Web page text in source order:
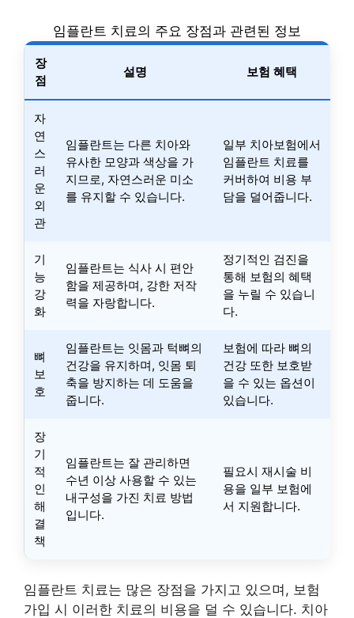
임플란트 치료의 주요 장점과 관련된 정보
장
점
설명 보험 혜택
자
연
스
러
운
외
관
임플란트는 다른 치아와
유사한 모양과 색상을 가
지므로, 자연스러운 미소
를 유지할 수 있습니다.
일부 치아보험에서
임플란트 치료를
커버하여 비용 부
담을 덜어줍니다.
기
능
강
화
임플란트는 식사 시 편안
함을 제공하며, 강한 저작
력을 자랑합니다.
정기적인 검진을
통해 보험의 혜택
을 누릴 수 있습니
다.
뼈
보
호
임플란트는 잇몸과 턱뼈의
건강을 유지하며, 잇몸 퇴
축을 방지하는 데 도움을
줍니다.
보험에 따라 뼈의
건강 또한 보호받
을 수 있는 옵션이
있습니다.
장
기
적
인
해
결
책
임플란트는 잘 관리하면
수년 이상 사용할 수 있는
내구성을 가진 치료 방법
입니다.
필요시 재시술 비
용을 일부 보험에
서 지원합니다.
임플란트 치료는 많은 장점을 가지고 있으며, 보험
가입 시 이러한 치료의 비용을 덜 수 있습니다. 치아